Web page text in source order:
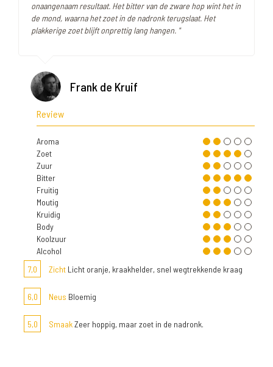
onaangenaam resultaat. Het bitter van de zware hop wint het in
de mond, waarna het zoet in de nadronk terugslaat. Het
plakkerige zoet blijft onprettig lang hangen. "
Frank de Kruif
Review
Aroma
Zoet
Zuur
Bitter
Fruitig
Moutig
Kruidig
Body
Koolzuur
Alcohol
7,0
Zicht Licht oranje, kraakhelder, snel wegtrekkende kraag
6,0 Neus Bloemig
5,0 SmaakZeer hoppig, maar zoet in de nadronk.